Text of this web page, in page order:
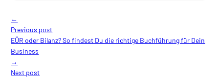
←
Previous post
EÜR oder Bilanz? So findest Du die richtige Buchführung für Dein
Business
→
Next post